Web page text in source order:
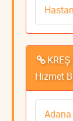
Hizmet
Adana